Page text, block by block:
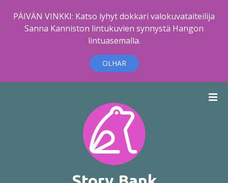
PÄIVÄN VINKKI: Katso lyhyt dokkari valokuvataiteilija
Sanna Kanniston lintukuvien synnystä Hangon
lintuasemalla.
OLHAR